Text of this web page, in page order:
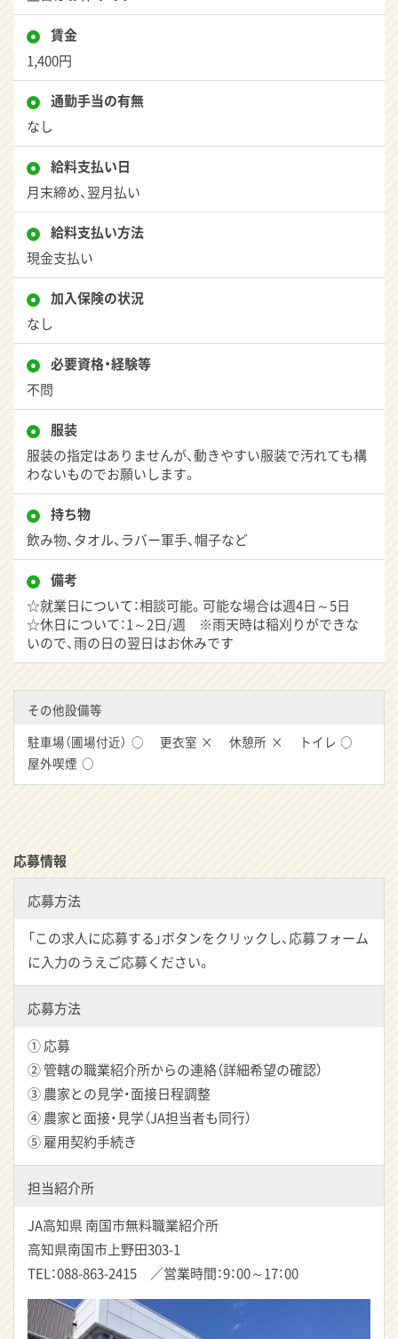
賃金
1,400円
通勤手当の有無
なし
給料支払い日
月末締め、翌月払い
給料支払い方法
現金支払い
加入保険の状況
なし
必要資格・経験等
不問
服装
服装の指定はありませんが、動きやすい服装で汚れても構
わないものでお願いします。
持ち物
飲み物、タオル、ラバー軍手、帽子など
備考
☆就業日について：相談可能。可能な場合は週4日～5日
☆休日について：1～2日/週 ※雨天時は稲刈りができな
いので、雨の日の翌日はお休みです
その他設備等
駐車場（圃場付近） ○ 更衣室 × 休憩所 × トイレ ○
屋外喫煙 ○
応募情報
応募方法
「この求人に応募する」ボタンをクリックし、応募フォーム
に入力のうえご応募ください。
応募方法
① 応募
② 管轄の職業紹介所からの連絡（詳細希望の確認）
③ 農家との見学・面接日程調整
④ 農家と面接・見学（JA担当者も同行）
⑤ 雇用契約手続き
担当紹介所
JA高知県 南国市無料職業紹介所
高知県南国市上野田303-1
TEL：088-863-2415 ／営業時間：9：00～17：00